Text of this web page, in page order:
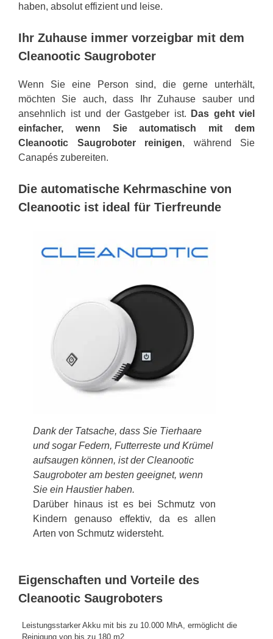
haben, absolut effizient und leise.
Ihr Zuhause immer vorzeigbar mit dem
Cleanootic Saugroboter
Wenn Sie eine Person sind, die gerne unterhält,
möchten Sie auch, dass Ihr Zuhause sauber und
ansehnlich ist und der Gastgeber ist.
Das geht viel
einfacher, wenn Sie automatisch mit dem
Cleanootic Saugroboter reinigen, während Sie
Canapés zubereiten.
Die automatische Kehrmaschine von
Cleanootic ist ideal für Tierfreunde
Dank der Tatsache, dass Sie Tierhaare
und sogar Federn, Futterreste und Krümel
aufsaugen können, ist der Cleanootic
Saugroboter am besten geeignet, wenn
Sie ein Haustier haben.
Darüber hinaus ist es bei Schmutz von
Kindern genauso effektiv, da es allen
Arten von Schmutz widersteht.
Eigenschaften und Vorteile des
Cleanootic Saugroboters
Leistungsstarker Akku mit bis zu 10.000 MhA, ermöglicht die
Reinigung von bis zu 180 m2